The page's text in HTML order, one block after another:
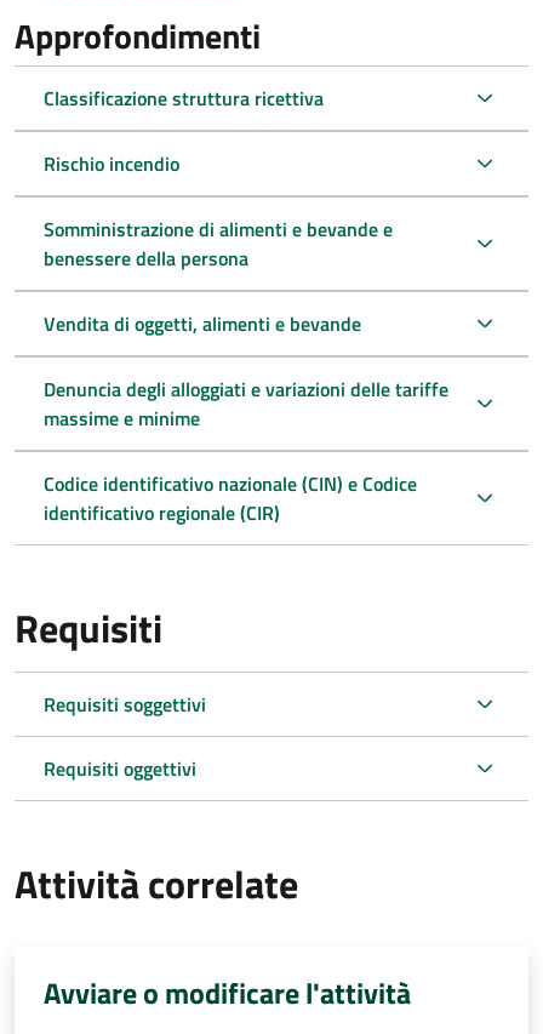
Approfondimenti
Classificazione struttura ricettiva
Rischio incendio
Somministrazione di alimenti e bevande e
benessere della persona
Vendita di oggetti, alimenti e bevande
Denuncia degli alloggiati e variazioni delle tariffe
massime e minime
Codice identificativo nazionale (CIN) e Codice
identificativo regionale (CIR)
Requisiti
Requisiti soggettivi
Requisiti oggettivi
Attività correlate
Avviare o modificare l'attività